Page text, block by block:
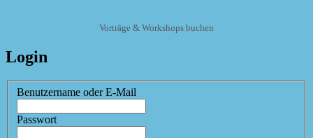
Vorträge & Workshops buchen
Login
Benutzername oder E-Mail
Passwort